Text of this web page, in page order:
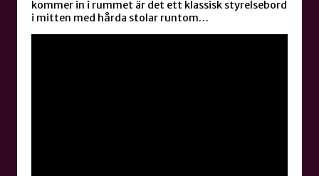
kommer in i rummet är det ett klassisk styrelsebord
i mitten med hårda stolar runtom…